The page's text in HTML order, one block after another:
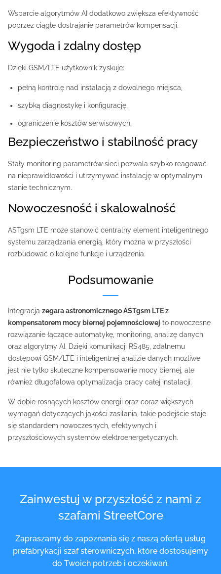
Wsparcie algorytmów AI dodatkowo zwiększa efektywność
poprzez ciągłe dostrajanie parametrów kompensacji.
Wygoda i zdalny dostęp
Dzięki GSM/LTE użytkownik zyskuje:
pełną kontrolę nad instalacją z dowolnego miejsca,
szybką diagnostykę i konfigurację,
ograniczenie kosztów serwisowych.
Bezpieczeństwo i stabilność pracy
Stały monitoring parametrów sieci pozwala szybko reagować
na nieprawidłowości i utrzymywać instalację w optymalnym
stanie technicznym.
Nowoczesność i skalowalność
ASTgsm LTE może stanowić centralny element inteligentnego
systemu zarządzania energią, który można w przyszłości
rozbudować o kolejne funkcje i urządzenia.
Podsumowanie
Integracja zegara astronomicznego ASTgsm LTE z
kompensatorem mocy biernej pojemnościowej to nowoczesne
rozwiązanie łączące automatykę, monitoring, analizę danych
oraz algorytmy AI. Dzięki komunikacji RS485, zdalnemu
dostępowi GSM/LTE i inteligentnej analizie danych możliwe
jest nie tylko skuteczne kompensowanie mocy biernej, ale
również długofalowa optymalizacja pracy całej instalacji.
W dobie rosnących kosztów energii oraz coraz większych
wymagań dotyczących jakości zasilania, takie podejście staje
się standardem nowoczesnych, efektywnych i
przyszłościowych systemów elektroenergetycznych.
Zainwestuj w przyszłość z nami z
szafami StreetCore
Zapraszamy do zapoznania się z naszą ofertą usług
prefabrykacji szaf sterowniczych, które dostosujemy
do Twoich potrzeb i oczekiwań.